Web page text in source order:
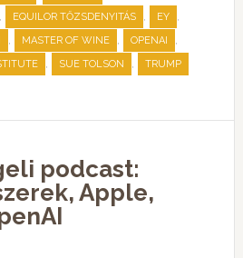
, EQUILOR TŐZSDENYITÁS , EY ,
, MASTER OF WINE , OPENAI ,
, SUE TOLSON , TRUMP
podcast:
Apple,